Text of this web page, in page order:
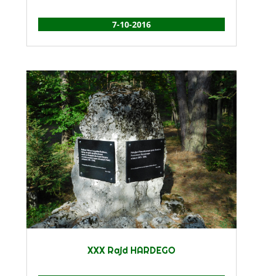
7-10-2016
XXX Rajd HARDEGO